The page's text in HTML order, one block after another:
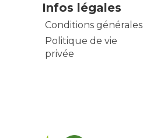
Infos légales
Conditions générales
Politique de vie
privée